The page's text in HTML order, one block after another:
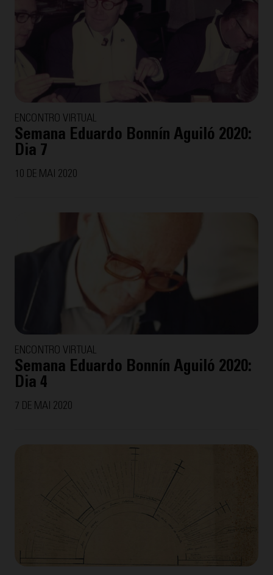
ENCONTRO VIRTUAL
Semana Eduardo Bonnín Aguiló 2020:
Dia 7
10 DE MAI 2020
ENCONTRO VIRTUAL
Semana Eduardo Bonnín Aguiló 2020:
Dia 4
7 DE MAI 2020